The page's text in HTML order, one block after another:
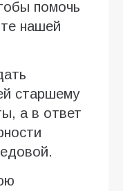
помочь
нашей
старшему
а в ответ